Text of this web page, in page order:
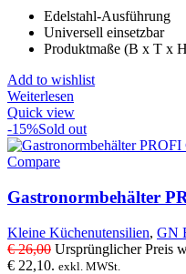
Edelstahl-Ausführung
Universell einsetzbar
Produktmaße (B x T x
Add to wishlist
Weiterlesen
Quick view
-15%Sold out
Compare
Gastronormbehälter
Kleine Küchenutensilien, GN
€26,00 Ursprünglicher Preis
€ 22,10. exkl. MWSt.